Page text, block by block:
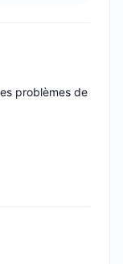
problèmes de